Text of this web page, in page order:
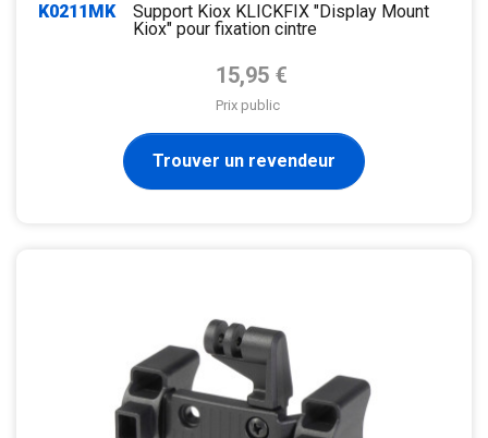
K0211MK
Support Kiox KLICKFIX "Display Mount
Kiox" pour fixation cintre
Prix de base
15,95 €
Prix public
Trouver un revendeur